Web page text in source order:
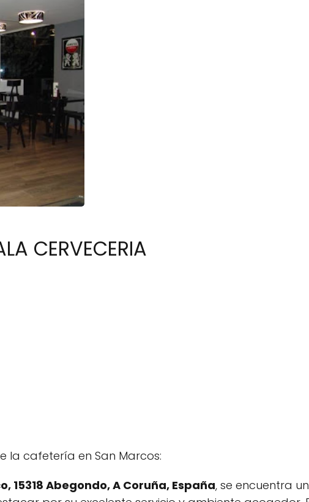
CERVECERIA
la cafetería en San Marcos:
15318 Abegondo, A Coruña, España, se encuentra